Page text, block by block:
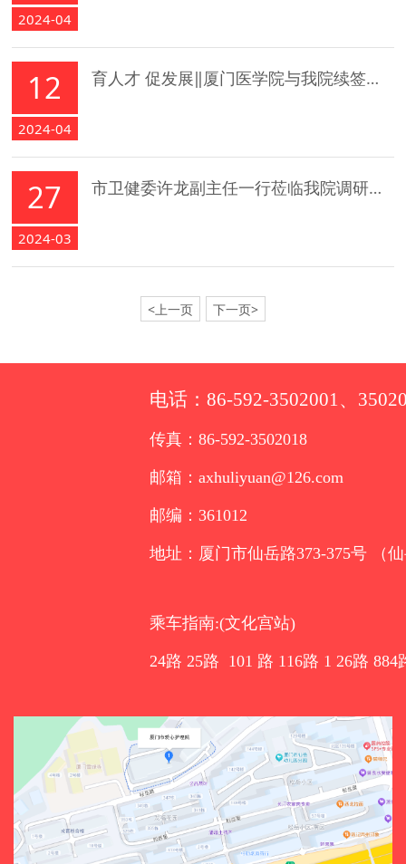
2024-04
12
2024-04
育人才 促发展‖厦门医学院与我院续签实践教学基地协议
27
2024-03
市卫健委许龙副主任一行莅临我院调研指导
<上一页 下一页>
电话：86-592-3502001、
传真：86-592-3502018
邮箱：axhuliyuan@126.com
邮编：361012
地址：厦门市仙岳路373-375号 （
乘车指南:(文化宫站)
24路 25路 101 路 116路 1 26路 884